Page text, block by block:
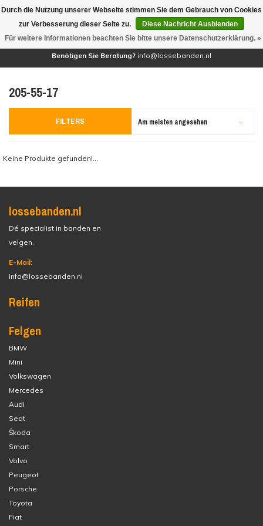
(0)
Benötigen Sie Beratung? info@lossebanden.nl
205-55-17
FILTERS Am meisten angesehen
Keine Produkte gefunden!...
lossebanden.nl
Dé specialist in banden en
velgen.
E-Mail:
info@lossebanden.nl
Reifen
Felgen
BMW
Mini
Volkswagen
Mercedes
Audi
Seat
Škoda
Smart
Volvo
Peugeot
Porsche
Toyota
Fiat
Durch die Nutzung unserer Webseite stimmen Sie dem Gebrauch von Cookies
zur Verbesserung dieser Seite zu.
Diese Nachricht Ausblenden
Für weitere Informationen beachten Sie bitte unsere Datenschutzerklärung. »